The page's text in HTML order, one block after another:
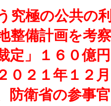
究極の公共の
整備計画を
定」１６０億
０２１年１２
防衛省の参事